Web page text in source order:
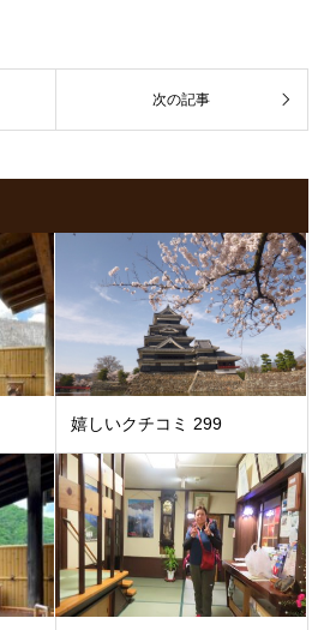
嬉しいクチコミ 299